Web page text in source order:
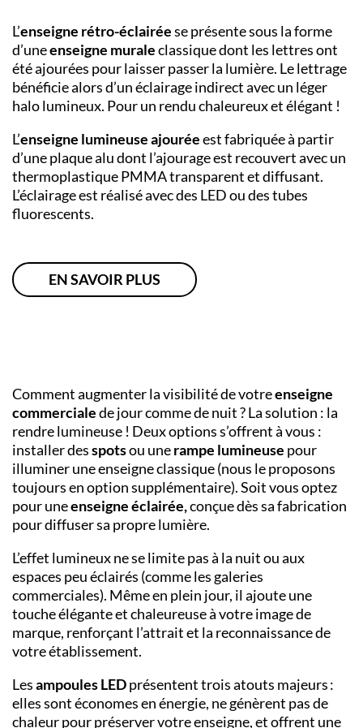
L’enseigne rétro-éclairéese présente sous la forme
d’uneenseigne muraleclassique dont les lettres ont
été ajourées pour laisser passer la lumière. Le lettrage
bénéficie alors d’un éclairage indirect avec un léger
halo lumineux. Pour un rendu chaleureux et élégant !
L’enseigne lumineuse ajouréeest fabriquée à partir
d’une plaque alu dont l’ajourage est recouvert avec un
thermoplastique PMMA transparent et diffusant.
L’éclairage est réalisé avec des LED ou des tubes
fluorescents.
EN SAVOIR PLUS
Comment augmenter la visibilité de votreenseigne
commercialede jour comme de nuit ? La solution : la
rendre lumineuse ! Deux options s’offrent à vous :
installer desspotsou unerampe lumineuse pour
illuminer une enseigne classique (nous le proposons
toujours en option supplémentaire). Soit vous optez
pour uneenseigne éclairée,conçue dès sa fabrication
pour diffuser sa propre lumière.
L’effet lumineux ne se limite pas à la nuit ou aux
espaces peu éclairés (comme les galeries
commerciales). Même en plein jour, il ajoute une
touche élégante et chaleureuse à votre image de
marque, renforçant l’attrait et la reconnaissance de
votre établissement.
Lesampoules LEDprésentent trois atouts majeurs :
elles sont économes en énergie, ne génèrent pas de
chaleur pour préserver votre enseigne, et offrent une